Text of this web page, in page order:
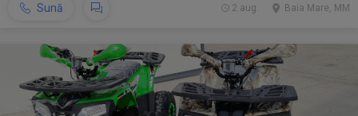
Sună Baia Mare, MM
2 aug.